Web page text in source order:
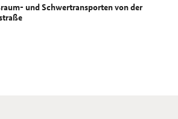
und Schwertransporten von der